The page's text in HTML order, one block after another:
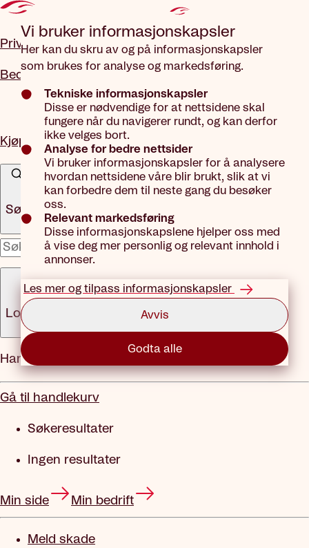
Vi bruker informasjons­kapsler
Her kan du skru av og på informasjonskapsler
som brukes for analyse og markedsføring.
Tekniske informasjonskapsler
Disse er nødvendige for at nettsidene skal
fungere når du navigerer rundt, og kan derfor
ikke velges bort.
Analyse for bedre nettsider
Vi bruker informasjonskapsler for å analysere
hvordan nettsidene våre blir brukt, slik at vi
kan forbedre dem til neste gang du besøker
oss.
Relevant markedsføring
Disse informasjonskapslene hjelper oss med
å vise deg mer personlig og relevant innhold i
annonser.
Les mer og tilpass informasjonskapsler
Avvis
Godta alle
Privat
Bedrift
Kjøp forsikring
Søk
x
Logg inn
Meny
Handlekurv
Gå til handlekurv
Søkeresultater
Ingen resultater
Min side Min bedrift
Meld skade